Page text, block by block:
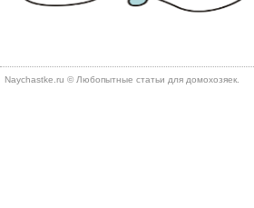
Naychastke.ru © Любопытные статьи для домохозяек.